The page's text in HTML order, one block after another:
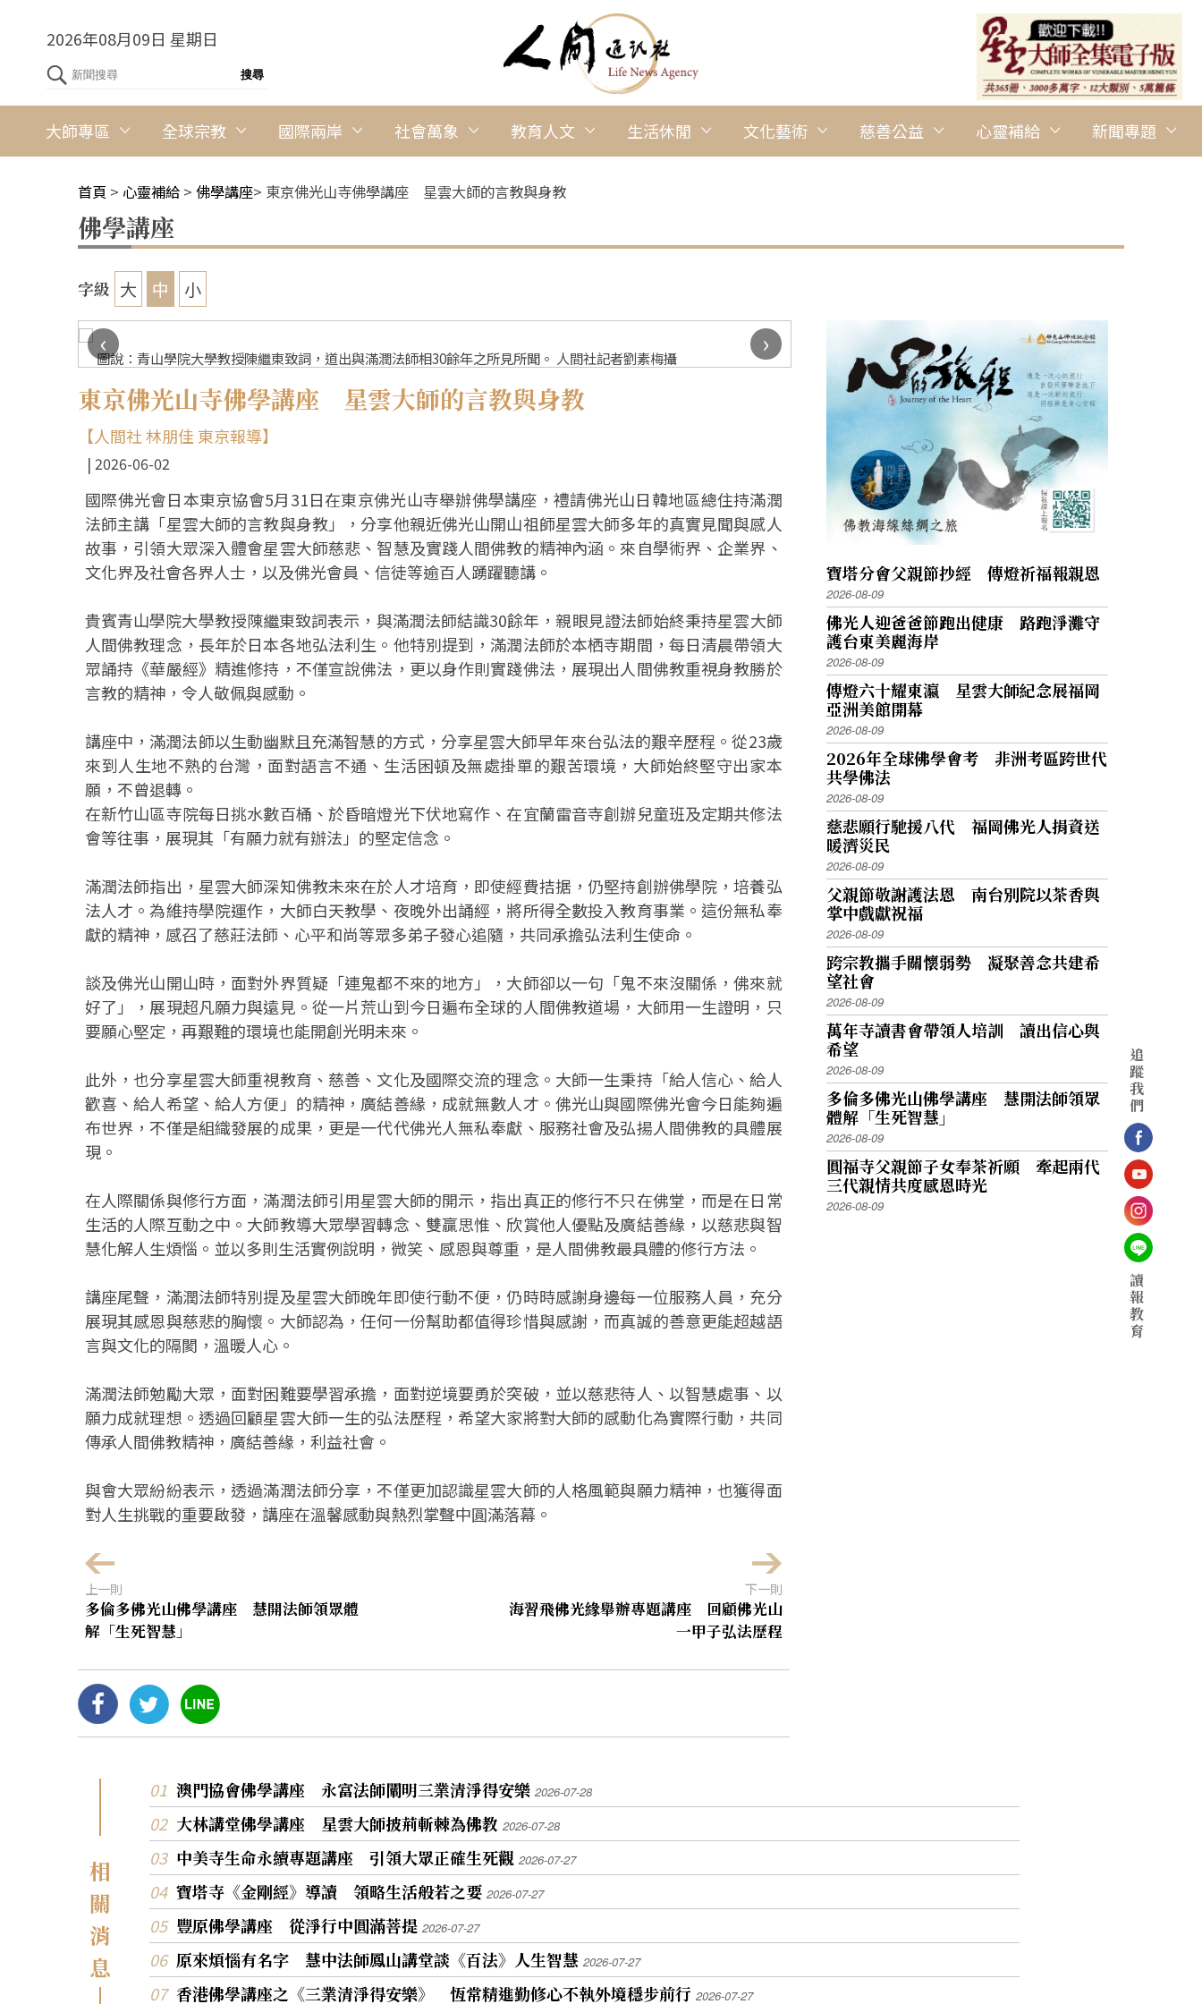
2026年08月09日 星期日
大師專區 全球宗教 國際兩岸 社會萬象 教育人文 生活休閒 文化藝術 慈善公益 心靈補給 新聞專題
首頁 > 心靈補給 > 佛學講座> 東京佛光山寺佛學講座 星雲大師的言教與身教
佛學講座
字級 大 中 小
圖說：青山學院大學教授陳繼東致詞，道出與滿潤法師相30餘年之所見所聞。 人間社記者劉素梅攝 圖說：講座後大眾歡喜合影。 人間社記者劉素梅攝
‹
›
東京佛光山寺佛學講座 星雲大師的言教與身教
【人間社 林朋佳 東京報導】
2026-06-02
國際佛光會日本東京協會5月31日在東京佛光山寺舉辦佛學講座，禮請佛光山日韓地區總住持滿潤
法師主講「星雲大師的言教與身教」，分享他親近佛光山開山祖師星雲大師多年的真實見聞與感人
故事，引領大眾深入體會星雲大師慈悲、智慧及實踐人間佛教的精神內涵。來自學術界、企業界、
文化界及社會各界人士，以及佛光會員、信徒等逾百人踴躍聽講。
貴賓青山學院大學教授陳繼東致詞表示，與滿潤法師結識30餘年，親眼見證法師始終秉持星雲大師
人間佛教理念，長年於日本各地弘法利生。他特別提到，滿潤法師於本栖寺期間，每日清晨帶領大
眾誦持《華嚴經》精進修持，不僅宣說佛法，更以身作則實踐佛法，展現出人間佛教重視身教勝於
言教的精神，令人敬佩與感動。
講座中，滿潤法師以生動幽默且充滿智慧的方式，分享星雲大師早年來台弘法的艱辛歷程。從23歲
來到人生地不熟的台灣，面對語言不通、生活困頓及無處掛單的艱苦環境，大師始終堅守出家本
願，不曾退轉。
在新竹山區寺院每日挑水數百桶、於昏暗燈光下伏地寫作、在宜蘭雷音寺創辦兒童班及定期共修法
會等往事，展現其「有願力就有辦法」的堅定信念。
滿潤法師指出，星雲大師深知佛教未來在於人才培育，即使經費拮据，仍堅持創辦佛學院，培養弘
法人才。為維持學院運作，大師白天教學、夜晚外出誦經，將所得全數投入教育事業。這份無私奉
獻的精神，感召了慈莊法師、心平和尚等眾多弟子發心追隨，共同承擔弘法利生使命。
談及佛光山開山時，面對外界質疑「連鬼都不來的地方」，大師卻以一句「鬼不來沒關係，佛來就
好了」，展現超凡願力與遠見。從一片荒山到今日遍布全球的人間佛教道場，大師用一生證明，只
要願心堅定，再艱難的環境也能開創光明未來。
此外，也分享星雲大師重視教育、慈善、文化及國際交流的理念。大師一生秉持「給人信心、給人
歡喜、給人希望、給人方便」的精神，廣結善緣，成就無數人才。佛光山與國際佛光會今日能夠遍
布世界，不僅是組織發展的成果，更是一代代佛光人無私奉獻、服務社會及弘揚人間佛教的具體展
現。
在人際關係與修行方面，滿潤法師引用星雲大師的開示，指出真正的修行不只在佛堂，而是在日常
生活的人際互動之中。大師教導大眾學習轉念、雙贏思惟、欣賞他人優點及廣結善緣，以慈悲與智
慧化解人生煩惱。並以多則生活實例說明，微笑、感恩與尊重，是人間佛教最具體的修行方法。
講座尾聲，滿潤法師特別提及星雲大師晚年即使行動不便，仍時時感謝身邊每一位服務人員，充分
展現其感恩與慈悲的胸懷。大師認為，任何一份幫助都值得珍惜與感謝，而真誠的善意更能超越語
言與文化的隔閡，溫暖人心。
滿潤法師勉勵大眾，面對困難要學習承擔，面對逆境要勇於突破，並以慈悲待人、以智慧處事、以
願力成就理想。透過回顧星雲大師一生的弘法歷程，希望大家將對大師的感動化為實際行動，共同
傳承人間佛教精神，廣結善緣，利益社會。
與會大眾紛紛表示，透過滿潤法師分享，不僅更加認識星雲大師的人格風範與願力精神，也獲得面
對人生挑戰的重要啟發，講座在溫馨感動與熱烈掌聲中圓滿落幕。
上一則
多倫多佛光山佛學講座 慧開法師領眾體
解「生死智慧」
下一則
海習飛佛光緣舉辦專題講座 回顧佛光山
一甲子弘法歷程
寶塔分會父親節抄經 傳燈祈福報親恩
2026-08-09
佛光人迎爸爸節跑出健康 路跑淨灘守
護台東美麗海岸
2026-08-09
傳燈六十耀東瀛 星雲大師紀念展福岡
亞洲美館開幕
2026-08-09
2026年全球佛學會考 非洲考區跨世代
共學佛法
2026-08-09
慈悲願行馳援八代 福岡佛光人捐資送
暖濟災民
2026-08-09
父親節敬謝護法恩 南台別院以茶香與
掌中戲獻祝福
2026-08-09
跨宗教攜手關懷弱勢 凝聚善念共建希
望社會
2026-08-09
萬年寺讀書會帶領人培訓 讀出信心與
希望
2026-08-09
多倫多佛光山佛學講座 慧開法師領眾
體解「生死智慧」
2026-08-09
圓福寺父親節子女奉茶祈願 牽起兩代
三代親情共度感恩時光
2026-08-09
相
關
消
息
澳門協會佛學講座 永富法師闡明三業清淨得安樂 2026-07-28
大林講堂佛學講座 星雲大師披荊斬棘為佛教 2026-07-28
中美寺生命永續專題講座 引領大眾正確生死觀 2026-07-27
寶塔寺《金剛經》導讀 領略生活般若之要 2026-07-27
豐原佛學講座 從淨行中圓滿菩提 2026-07-27
原來煩惱有名字 慧中法師鳳山講堂談《百法》人生智慧 2026-07-27
香港佛學講座之《三業清淨得安樂》 恆常精進勤修心不執外境穩步前行 2026-07-27
追
蹤
我
們
讀
報
教
育